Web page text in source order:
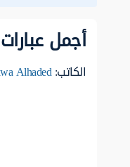
أجمل عبارات
الكاتب:Alhaded